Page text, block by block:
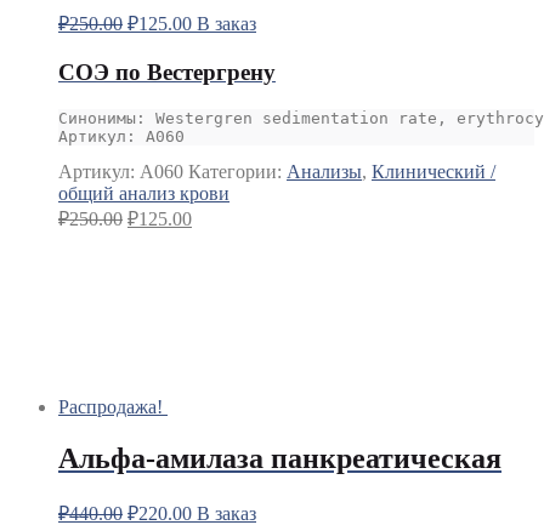
₽250.00 ₽125.00 В заказ
СОЭ по Вестергрену
Синонимы: Westergren sedimentation rate,
Артикул: A060
Артикул: A060 Категории: Анализы, Клинический /
общий анализ крови
₽250.00 ₽125.00
Распродажа!
Альфа-амилаза панкреатическая
₽440.00 ₽220.00 В заказ